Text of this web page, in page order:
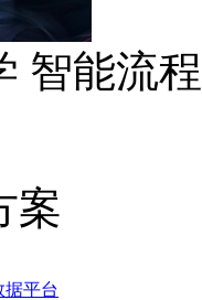
智能流
案
据平台